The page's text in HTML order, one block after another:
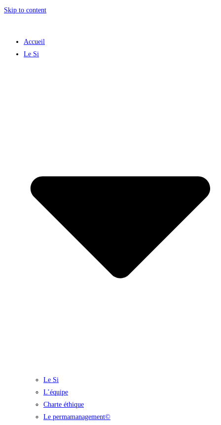
Skip to content
Accueil
Le Si
Le Si
L’équipe
Charte éthique
Le permamanagement©